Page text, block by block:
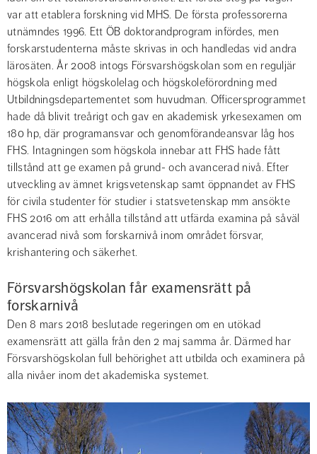
var att etablera forskning vid MHS. De första professorerna
utnämndes 1996. Ett ÖB doktorandprogram infördes, men
forskarstudenterna måste skrivas in och handledas vid andra
lärosäten. År 2008 intogs Försvarshögskolan som en reguljär
högskola enligt högskolelag och högskoleförordning med
Utbildningsdepartementet som huvudman. Officersprogrammet
hade då blivit treårigt och gav en akademisk yrkesexamen om
180 hp, där programansvar och genomförandeansvar låg hos
FHS. Intagningen som högskola innebar att FHS hade fått
tillstånd att ge examen på grund- och avancerad nivå. Efter
utveckling av ämnet krigsvetenskap samt öppnandet av FHS
för civila studenter för studier i statsvetenskap mm ansökte
FHS 2016 om att erhålla tillstånd att utfärda examina på såväl
avancerad nivå som forskarnivå inom området försvar,
krishantering och säkerhet.
Försvarshögskolan får examensrätt på
forskarnivå
Den 8 mars 2018 beslutade regeringen om en utökad
examensrätt att gälla från den 2 maj samma år. Därmed har
Försvarshögskolan full behörighet att utbilda och examinera på
alla nivåer inom det akademiska systemet.